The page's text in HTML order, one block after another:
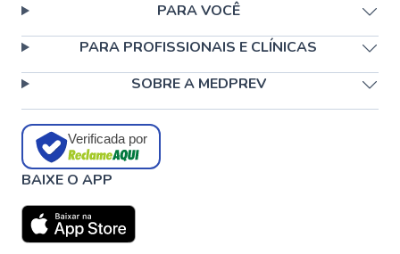
PARA VOCÊ
PARA PROFISSIONAIS E CLÍNICAS
SOBRE A MEDPREV
Verificada por
BAIXE O APP